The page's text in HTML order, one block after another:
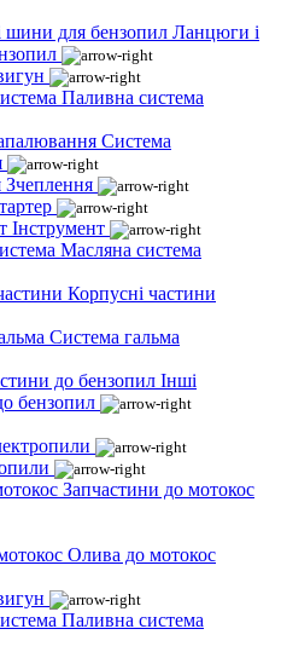
Ланцюги і
Паливна система
Система
Зчеплення
Інструмент
Масляна система
Корпусні частини
Система гальма
Інші
бензопил
Запчастини до мотокос
Олива до мотокос
Паливна система